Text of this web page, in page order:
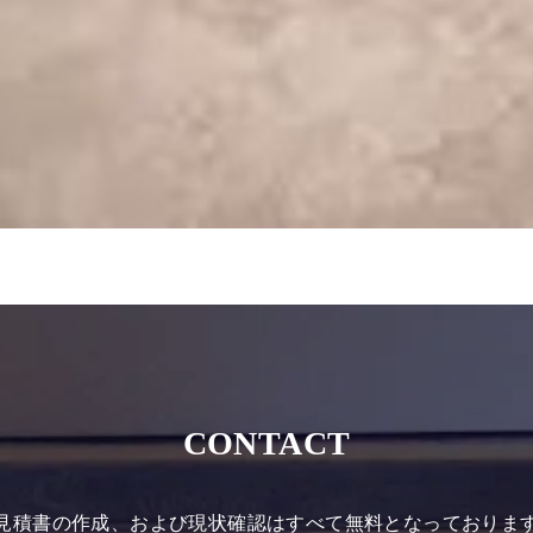
CONTACT
積書の作成、および現状確認はすべて無料となっておりま